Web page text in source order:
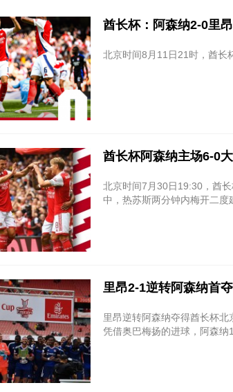
酋长杯：阿森纳2-0里
北京时间8月11日21时，酋长
酋长杯阿森纳主场6-0
北京时间7月30日19:30，酋
中，热苏斯两分钟内梅开二
里昂2-1逆转阿森纳首
里昂逆转阿森纳夺得酋长杯北
凭借奥巴梅扬的进球，阿森